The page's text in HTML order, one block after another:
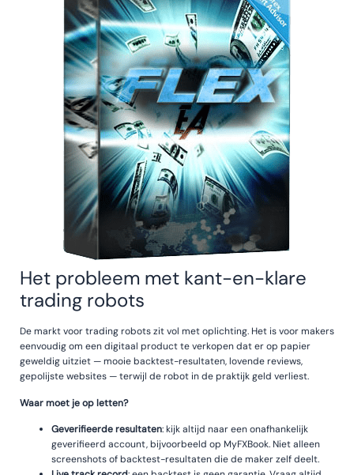
Het probleem met kant-en-klare
trading robots
De markt voor trading robots zit vol met oplichting. Het is voor makers
eenvoudig om een digitaal product te verkopen dat er op papier
geweldig uitziet — mooie backtest-resultaten, lovende reviews,
gepolijste websites — terwijl de robot in de praktijk geld verliest.
Waar moet je op letten?
Geverifieerde resultaten: kijk altijd naar een onafhankelijk
geverifieerd account, bijvoorbeeld op MyFXBook. Niet alleen
screenshots of backtest-resultaten die de maker zelf deelt.